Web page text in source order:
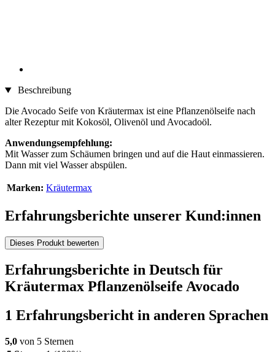
Beschreibung
Die Avocado Seife von Kräutermax ist eine Pflanzenölseife nach
alter Rezeptur mit Kokosöl, Olivenöl und Avocadoöl.
Anwendungsempfehlung:
Mit Wasser zum Schäumen bringen und auf die Haut einmassieren.
Dann mit viel Wasser abspülen.
Marken: Kräutermax
Erfahrungsberichte unserer Kund:innen
Dieses Produkt bewerten
Erfahrungsberichte in Deutsch für
Kräutermax Pflanzenölseife Avocado
1 Erfahrungsbericht in anderen Sprachen
5,0 von 5 Sternen